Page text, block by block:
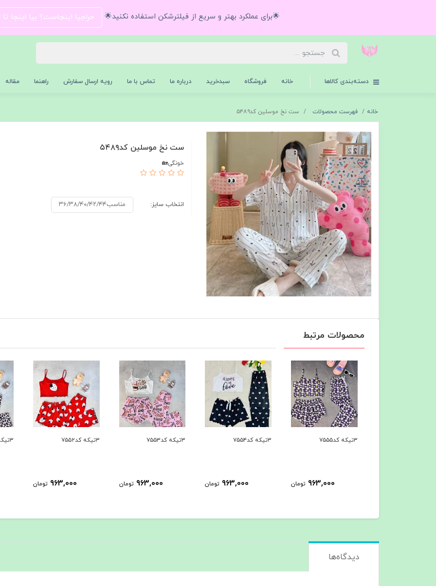
🌟برای عملکرد بهتر و سریع از فیلترشکن استفاده نکنید🌟 حراجیا اینجاست؟ بیا اینجا
دسته‌بندی کالاها خانه فروشگاه سبدخرید درباره ما تماس با ما رویه ارسال سفارش راهنما مقاله
خانه فهرست محصولات ست نخ موسلین کد۵۴۸۹
ست نخ موسلین کد۵۴۸۹
خونگی🏡
انتخاب سایز: مناسب۳۶/۳۸/۴۰/۴۲/۴۴
محصولات مرتبط
۳تیکه کد۷۵۵۴
963,000 تومان
۳تیکه کد۷۵۵۳
963,000 تومان
۳تیکه کد۷۵۵۲
963,000 تومان
۳تیکه کد۷۵۵۱
963,000 تومان
۳تیکه کد۷۵۵۰
دیدگاه‌ها